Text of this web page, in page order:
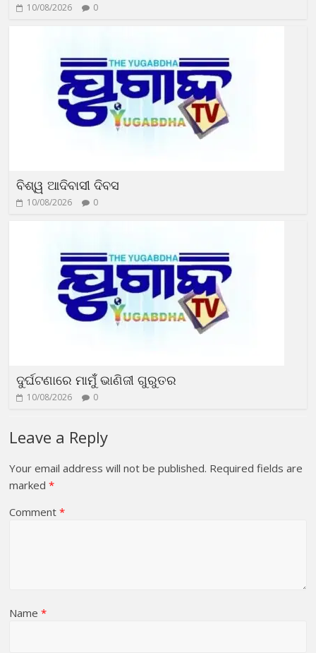
10/08/2026 0
ବିଶ୍ୱ ଆଦିବାସୀ ଦିବସ
10/08/2026 0
ଦୁର୍ଘଟଣାରେ ମାମୁଁଁ ଭାଣିଜୀ ଗୁରୁତର
10/08/2026 0
Leave a Reply
Your email address will not be published. Required fields are
marked*
Comment*
Name*